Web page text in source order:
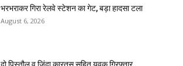
भरभराकर गिरा रेलवे स्टेशन का गेट, बड़ा हादसा टला
August 6, 2026